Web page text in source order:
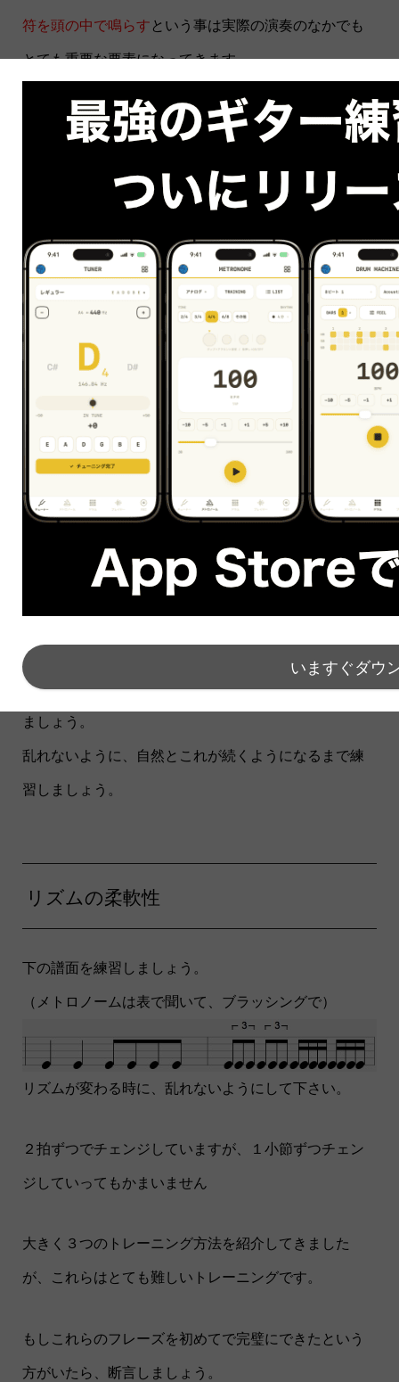
符を頭の中で鳴らす という事は実際の演奏のなかでも
とても重要な要素になってきます。
メトロノームと握手できるまで毎日少しずつ練習しま
裏で鳴らす
メトロノームを裏で鳴らすとは、下の図を見ましょ
う。
８分の裏拍にメトロノームの音が鳴るように聞いてみ
メトロノームの設定は何も変更しません、ただ自分の
ギターを弾くタイミングと一緒に足でもリズムを取り
ましょう。
乱れないように、自然とこれが続くようになるまで練
習しましょう。
リズムの柔軟性
下の譜面を練習しましょう。
（メトロノームは表で聞いて、ブラッシングで）
リズムが変わる時に、乱れないようにして下さい。
２拍ずつでチェンジしていますが、１小節ずつチェン
ジしていってもかまいません
大きく３つのトレーニング方法を紹介してきました
が、これらはとても難しいトレーニングです。
もしこれらのフレーズを初めてで完璧にできたという
方がいたら、断言しましょう。
いますぐダウ